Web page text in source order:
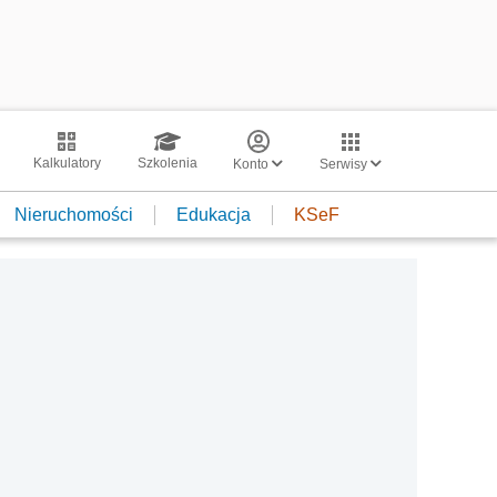
Kalkulatory Szkolenia Konto Serwisy
Nieruchomości Edukacja KSeF